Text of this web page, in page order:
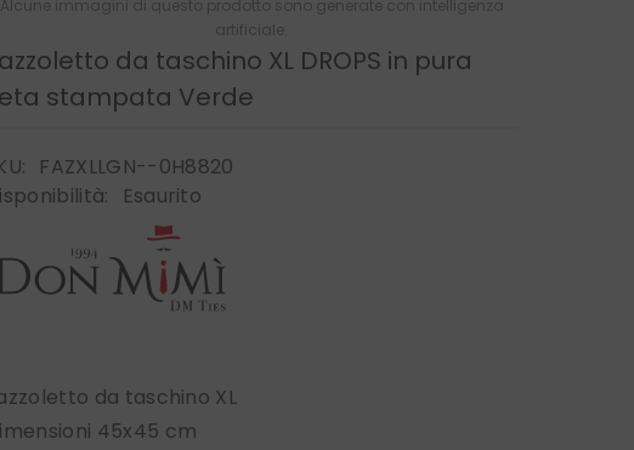
Alcune immagini di questo prodotto sono generate con intelligenza
artificiale.
da taschino XL DROPS in pura
stampata Verde
FAZXLLGN--0H8820
Esaurito
da taschino XL
45x45 cm